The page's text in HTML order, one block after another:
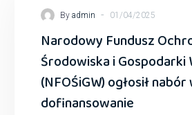
By admin - 01/04/2025
Narodowy Fundusz
Środowiska i Gospodarki
(NFOŚiGW) ogłosił
dofinansowanie